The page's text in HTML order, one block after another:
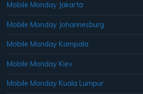
Mobile Monday Jakarta
Mobile Monday Johannesburg
Mobile Monday Kampala
Mobile Monday Kiev
Mobile Monday Kuala Lumpur